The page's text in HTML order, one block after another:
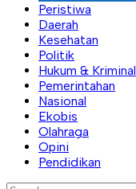
Peristiwa
Daerah
Kesehatan
Politik
Hukum & Kriminal
Pemerintahan
Nasional
Ekobis
Olahraga
Opini
Pendidikan